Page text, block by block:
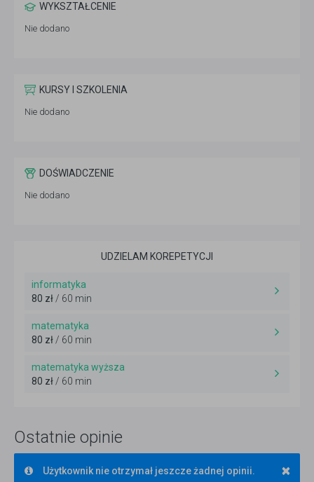
WYKSZTAŁCENIE
Nie dodano
KURSY I SZKOLENIA
Nie dodano
DOŚWIADCZENIE
Nie dodano
UDZIELAM KOREPETYCJI
informatyka
80 zł/ 60 min
matematyka
80 zł/ 60 min
matematyka wyższa
80 zł/ 60 min
Ostatnie opinie
×
Użytkownik nie otrzymał jeszcze żadnej opinii.